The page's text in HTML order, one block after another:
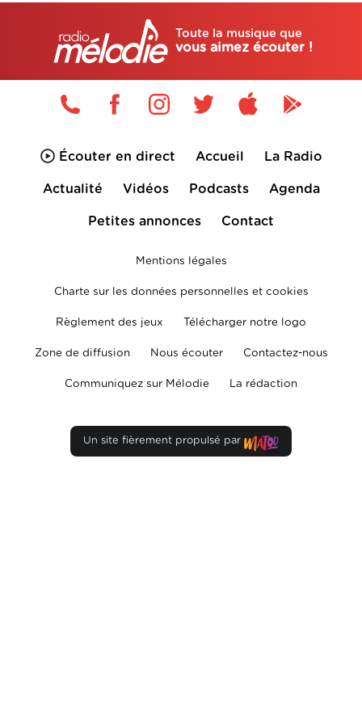
Toute la musique que
vous aimez écouter !
Écouter en direct Accueil La Radio
Actualité Vidéos Podcasts Agenda
Petites annonces Contact
Mentions légales
Charte sur les données personnelles et cookies
Règlement des jeux Télécharger notre logo
Zone de diffusion Nous écouter Contactez-nous
Communiquez sur Mélodie La rédaction
Un site fièrement propulsé par